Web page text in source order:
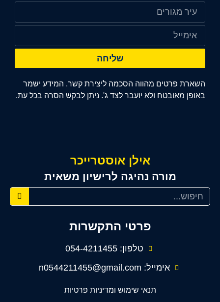
פרטי התקשרות
טלפון: 054-4211455
אימייל: n0544211455@gmail.com
תנאי שימוש ומדיניות פרטיות
אילן אוסטרייכר
מורה נהיגה לרישיון משאית
שליחה
השארת פרטים מהווה הסכמה ליצירת קשר. המידע ישמר
באופן מאובטח ולא יועבר לצד ג'. ניתן לבקש הסרה בכל עת.